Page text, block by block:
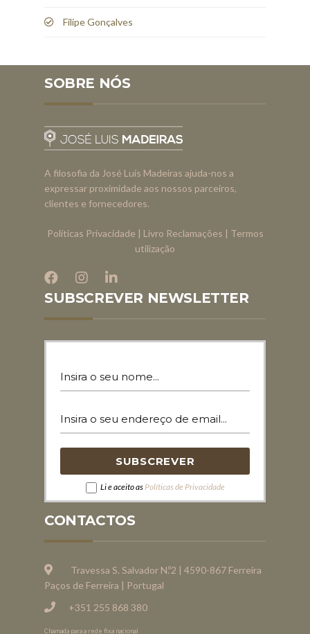
Filipe Gonçalves
SOBRE NÓS
A filosofia da José Luís Madeiras ajuda-nos a
expressar proximidade aos nossos parceiros,
clientes e fornecedores.
Políticas Privacidade | Livro Reclamações | Termos
utilização
SUBSCREVER NEWSLETTER
Li e aceito as Políticas de Privacidade
CONTACTOS
Travessa S. Salvador N.º2 | 4590-867 Ferreira
Paços de Ferreira | Portugal
+351 255 868 380
Chamada para a rede fixa nacional